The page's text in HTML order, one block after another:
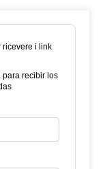
ricevere i link
para recibir los